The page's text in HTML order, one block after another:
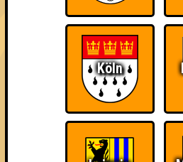
Wir sind immer bei
Nerven aus
Köln